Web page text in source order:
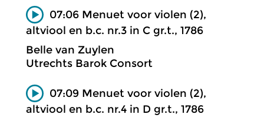
07:06 Menuet voor violen (2),
altviool en b.c. nr.3 in C gr.t., 1786
Belle van Zuylen
Utrechts Barok Consort
07:09 Menuet voor violen (2),
altviool en b.c. nr.4 in D gr.t., 1786